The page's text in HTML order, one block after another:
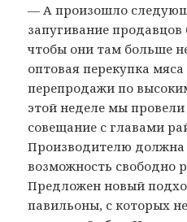
— А произошло
запугивание
чтобы они там больше
оптовая перекупка
перепродажи по
этой неделе мы провели
совещание с главами
Производителю должна
возможность свободно
Предложен новый
павильоны, с которых